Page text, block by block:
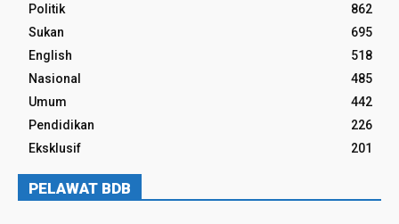
Politik
862
Sukan
695
English
518
Nasional
485
Umum
442
Pendidikan
226
Eksklusif
201
PELAWAT BDB